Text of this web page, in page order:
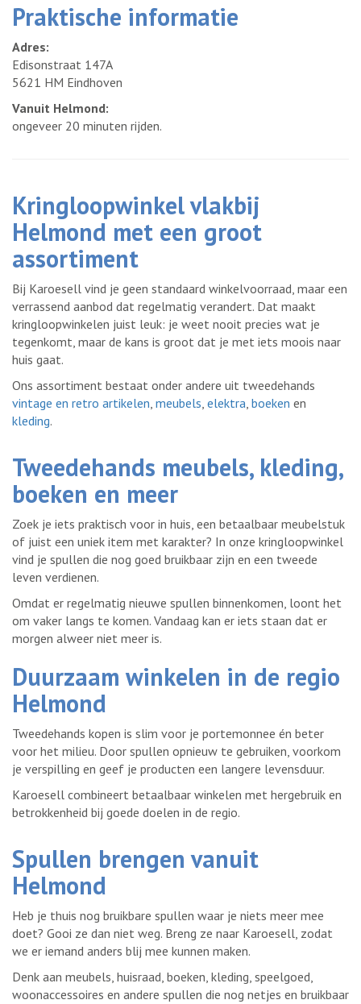
Praktische informatie
Adres:
Edisonstraat 147A
5621 HM Eindhoven
Vanuit Helmond:
ongeveer 20 minuten rijden.
Kringloopwinkel vlakbij
Helmond met een groot
assortiment
Bij Karoesell vind je geen standaard winkelvoorraad, maar een
verrassend aanbod dat regelmatig verandert. Dat maakt
kringloopwinkelen juist leuk: je weet nooit precies wat je
tegenkomt, maar de kans is groot dat je met iets moois naar
huis gaat.
Ons assortiment bestaat onder andere uit tweedehands
vintage en retro artikelen, meubels, elektra, boeken en
kleding.
Tweedehands meubels, kleding,
boeken en meer
Zoek je iets praktisch voor in huis, een betaalbaar meubelstuk
of juist een uniek item met karakter? In onze kringloopwinkel
vind je spullen die nog goed bruikbaar zijn en een tweede
leven verdienen.
Omdat er regelmatig nieuwe spullen binnenkomen, loont het
om vaker langs te komen. Vandaag kan er iets staan dat er
morgen alweer niet meer is.
Duurzaam winkelen in de regio
Helmond
Tweedehands kopen is slim voor je portemonnee én beter
voor het milieu. Door spullen opnieuw te gebruiken, voorkom
je verspilling en geef je producten een langere levensduur.
Karoesell combineert betaalbaar winkelen met hergebruik en
betrokkenheid bij goede doelen in de regio.
Spullen brengen vanuit
Helmond
Heb je thuis nog bruikbare spullen waar je niets meer mee
doet? Gooi ze dan niet weg. Breng ze naar Karoesell, zodat
we er iemand anders blij mee kunnen maken.
Denk aan meubels, huisraad, boeken, kleding, speelgoed,
woonaccessoires en andere spullen die nog netjes en bruikbaar